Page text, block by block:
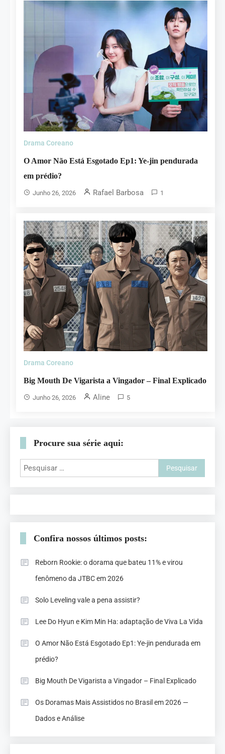
Drama Coreano
O Amor Não Está Esgotado Ep1: Ye-jin pendurada
em prédio?
Junho 26, 2026 Rafael Barbosa 1
Drama Coreano
Big Mouth De Vigarista a Vingador – Final Explicado
Junho 26, 2026 Aline 5
Procure sua série aqui:
Confira nossos últimos posts:
Reborn Rookie: o dorama que bateu 11% e virou
fenômeno da JTBC em 2026
Solo Leveling vale a pena assistir?
Lee Do Hyun e Kim Min Ha: adaptação de Viva La Vida
O Amor Não Está Esgotado Ep1: Ye-jin pendurada em
prédio?
Big Mouth De Vigarista a Vingador – Final Explicado
Os Doramas Mais Assistidos no Brasil em 2026 —
Dados e Análise